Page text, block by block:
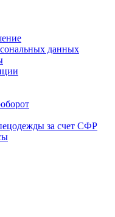
данных
за счет СФР